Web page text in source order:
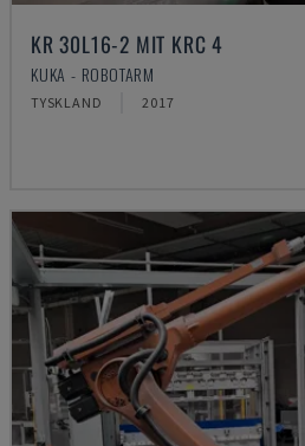
KR 30L16-2 MIT KRC 4
KUKA - ROBOTARM
TYSKLAND 2017